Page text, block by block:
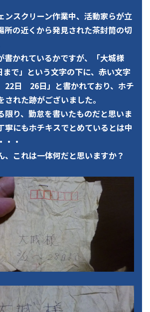
ンスクリーン作業中、活動家らが立
所の近くから発見された茶封筒の切
書かれているかですが、「大城様
で」という文字の下に、赤い文字
日 26日」と書かれており、ホチ
された跡がございました。
限り、勤怠を書いたものだと思いま
寧にもホチキスでとめているとは中
・・
、これは一体何だと思いますか？